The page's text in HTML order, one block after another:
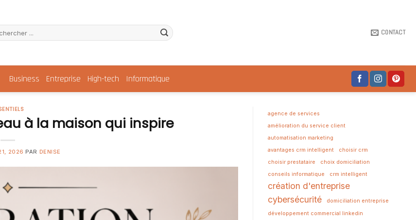
CONTACT
Business Entreprise High-tech Informatique
à la maison qui inspire
2026 PAR DENISE
agence de services
amélioration du service client
automatisation marketing
avantages crm intelligent
choisir crm
choisir prestataire
choix domiciliation
conseils informatique
crm intelligent
création d'entreprise
cybersécurité
domiciliation entreprise
développement commercial linkedin